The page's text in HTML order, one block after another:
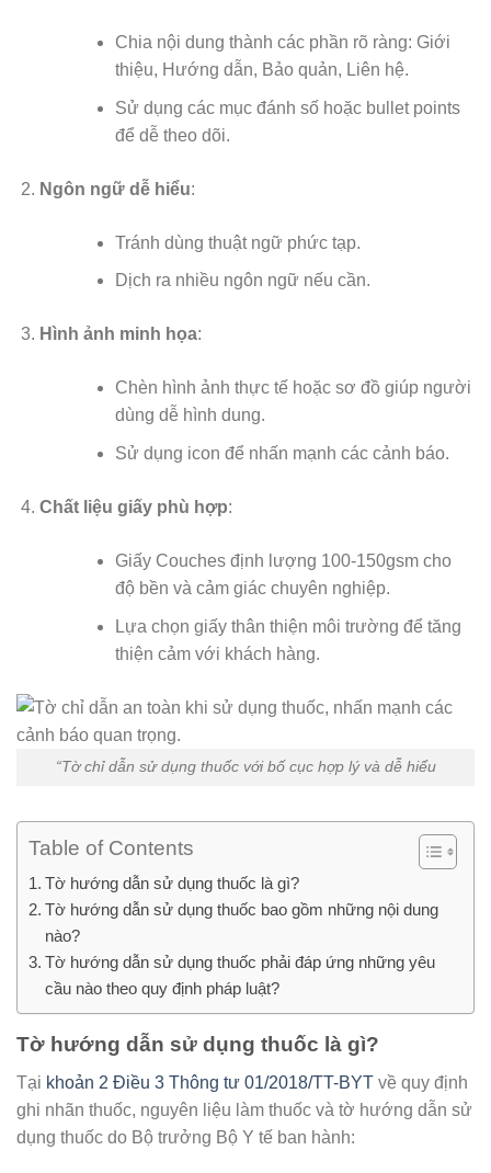
Chia nội dung thành các phần rõ ràng: Giới
thiệu, Hướng dẫn, Bảo quản, Liên hệ.
Sử dụng các mục đánh số hoặc bullet points
để dễ theo dõi.
Ngôn ngữ dễ hiểu:
Tránh dùng thuật ngữ phức tạp.
Dịch ra nhiều ngôn ngữ nếu cần.
Hình ảnh minh họa:
Chèn hình ảnh thực tế hoặc sơ đồ giúp người
dùng dễ hình dung.
Sử dụng icon để nhấn mạnh các cảnh báo.
Chất liệu giấy phù hợp:
Giấy Couches định lượng 100-150gsm cho
độ bền và cảm giác chuyên nghiệp.
Lựa chọn giấy thân thiện môi trường để tăng
thiện cảm với khách hàng.
“Tờ chỉ dẫn sử dụng thuốc với bố cục hợp lý và dễ hiểu
Table of Contents
Tờ hướng dẫn sử dụng thuốc là gì?
Tờ hướng dẫn sử dụng thuốc bao gồm những nội dung
nào?
Tờ hướng dẫn sử dụng thuốc phải đáp ứng những yêu
cầu nào theo quy định pháp luật?
Tờ hướng dẫn sử dụng thuốc là gì?
Tại khoản 2 Điều 3 Thông tư 01/2018/TT-BYT về quy định
ghi nhãn thuốc, nguyên liệu làm thuốc và tờ hướng dẫn sử
dụng thuốc do Bộ trưởng Bộ Y tế ban hành: